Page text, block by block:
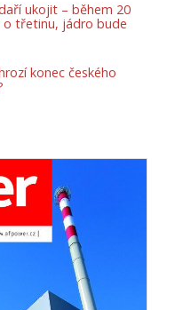
ukojit – během 20
třetinu, jádro bude
konec českého